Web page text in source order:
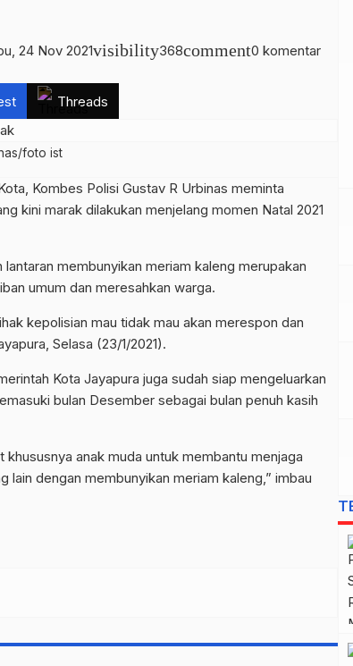
24 Nov 2021visibility368comment0 komentar
Threads
foto ist
Kombes Polisi Gustav R Urbinas meminta
kini marak dilakukan menjelang momen Natal 2021
membunyikan meriam kaleng merupakan
umum dan meresahkan warga.
kepolisian mau tidak mau akan merespon dan
Selasa (23/1/2021).
Kota Jayapura juga sudah siap mengeluarkan
bulan Desember sebagai bulan penuh kasih
anak muda untuk membantu menjaga
dengan membunyikan meriam kaleng,” imbau